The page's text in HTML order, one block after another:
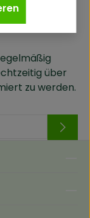
über
zu werden.